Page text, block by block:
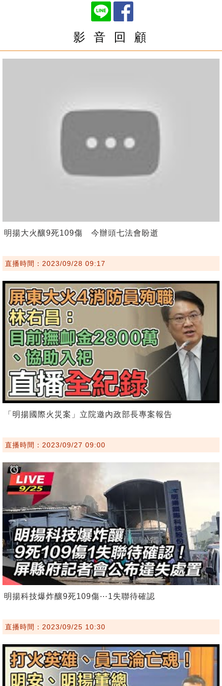
影 音 回 顧
明揚大火釀9死109傷 今辦頭七法會盼逝
直播時間：2023/09/28 09:17
「明揚國際火災案」立院邀內政部長專案報告
直播時間：2023/09/27 09:00
明揚科技爆炸釀9死109傷⋯1失聯待確認
直播時間：2023/09/25 10:30